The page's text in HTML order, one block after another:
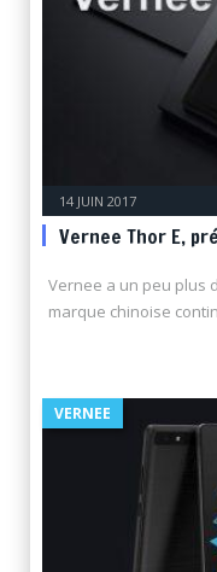
14 JUIN 2017
Vernee Thor E,
Vernee a un peu plus
marque chinoise
VERNEE